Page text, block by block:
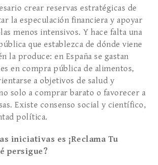
crear reservas estratégicas de
la especulación financiera y apoyar
menos intensivos. Y hace falta una
que establezca de dónde viene
la produce: en España se gastan
en compra pública de alimentos,
a objetivos de salud y
solo a comprar barato o favorecer a
Existe consenso social y científico,
política.
iniciativas es ¡Reclama Tu
persigue?